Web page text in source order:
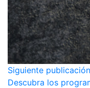
Siguiente publicación
Descubra los